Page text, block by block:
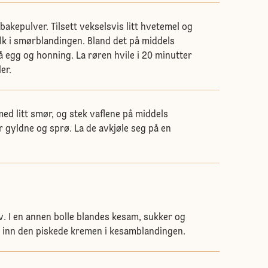
Tilsett vekselsvis litt hvetemel og
i smørblandingen. Bland det på middels
egg og honning. La røren hvile i 20 minutter
litt smør, og stek vaflene på middels
og sprø. La de avkjøle seg på en
I en annen bolle blandes kesam, sukker og
den piskede kremen i kesamblandingen.